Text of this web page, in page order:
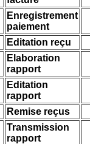
Enregistrement
paiement
Editation reçu
Elaboration
rapport
Editation
rapport
Remise reçus
Transmission
rapport